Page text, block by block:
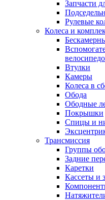
Запчасти
Рулевые
Колеса и
Втулки
Камеры
Колеса в
Обода
Ободные
Покрышки
Спицы и
Трансмиссия
Группы
Задние
Каретки
Кассеты и